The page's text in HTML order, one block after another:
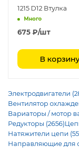
1215 D12 Втулка
Много
675 ₽/шт
В
Электродвигатели
Вентилятор
Вариаторы / мотор
Редукторы (2656)
Натяжители цепи
Направляющие для